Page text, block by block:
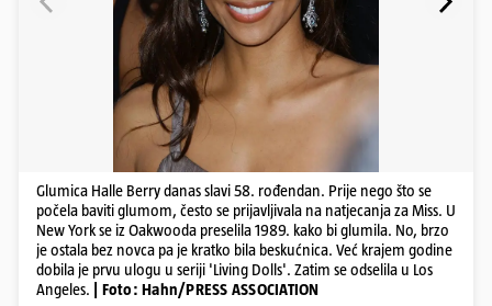
Glumica Halle Berry danas slavi 58. rođendan. Prije nego što se
počela baviti glumom, često se prijavljivala na natjecanja za Miss. U
New York se iz Oakwooda preselila 1989. kako bi glumila. No, brzo
je ostala bez novca pa je kratko bila beskućnica. Već krajem godine
dobila je prvu ulogu u seriji 'Living Dolls'. Zatim se odselila u Los
Angeles.
| Foto: Hahn/PRESS ASSOCIATION